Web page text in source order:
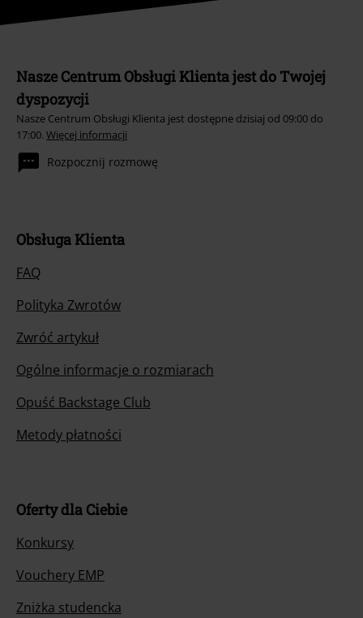
Nasze Centrum Obsługi Klienta jest do Twojej
dyspozycji
Nasze Centrum Obsługi Klienta jest dostępne dzisiaj od 09:00 do
17:00. Więcej informacji
Rozpocznij rozmowę
Obsługa Klienta
FAQ
Polityka Zwrotów
Zwróć artykuł
Ogólne informacje o rozmiarach
Opuść Backstage Club
Metody płatności
Oferty dla Ciebie
Konkursy
Vouchery EMP
Zniżka studencka